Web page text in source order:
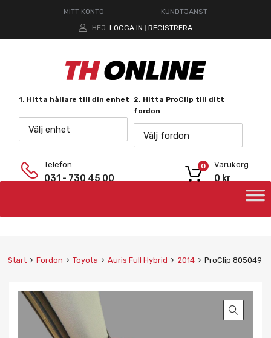
MITT KONTO
KUNDTJÄNST
HEJ. LOGGA IN REGISTRERA
1. Hitta hållare till din enhet
Välj enhet
2. Hitta ProClip till ditt
fordon
Välj fordon
Telefon:
031 - 730 45 00
Varukorg
0 kr
0
Start Fordon Toyota Auris Full Hybrid 2014 ProClip 805049